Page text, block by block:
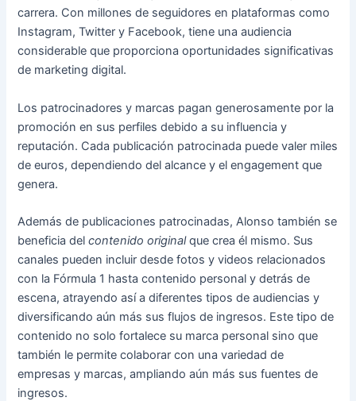
carrera. Con millones de seguidores en plataformas como
Instagram, Twitter y Facebook, tiene una audiencia
considerable que proporciona oportunidades significativas
de marketing digital.
Los patrocinadores y marcas pagan generosamente por la
promoción en sus perfiles debido a su influencia y
reputación. Cada publicación patrocinada puede valer miles
de euros, dependiendo del alcance y el engagement que
genera.
Además de publicaciones patrocinadas, Alonso también se
beneficia delcontenido originalque crea él mismo. Sus
canales pueden incluir desde fotos y videos relacionados
con la Fórmula 1 hasta contenido personal y detrás de
escena, atrayendo así a diferentes tipos de audiencias y
diversificando aún más sus flujos de ingresos. Este tipo de
contenido no solo fortalece su marca personal sino que
también le permite colaborar con una variedad de
empresas y marcas, ampliando aún más sus fuentes de
ingresos.